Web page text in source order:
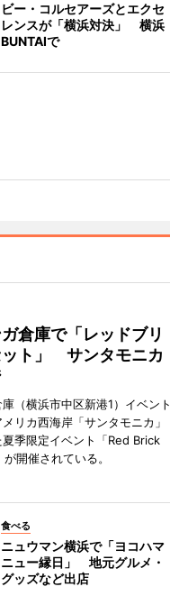
ビー・コルセアーズとエクセ
レンスが「横浜対決」 横浜
BUNTAIで
倉庫で「レッドブリ
ット」 サンタモニカ
（横浜市中区新港1）イベント
リカ西海岸「サンタモニカ」
季限定イベント「Red Brick
開催されている。
食べる
ニュウマン横浜で「ヨコハマ
ニュー縁日」 地元グルメ・
グッズなど出店